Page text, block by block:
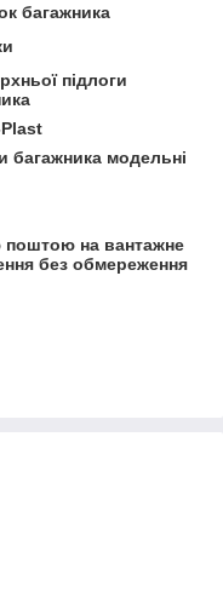
багажника
підлоги
багажника модельні
на вантажне
без обмереження